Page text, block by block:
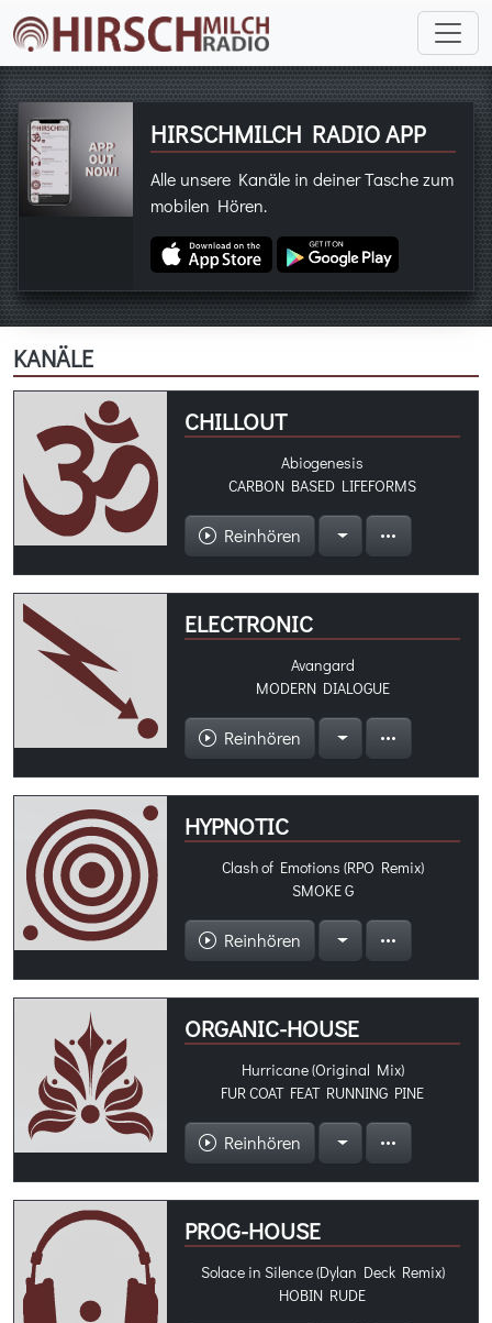
HIRSCHMILCH RADIO APP
Alle unsere Kanäle in deiner Tasche zum
mobilen Hören.
KANÄLE
CHILLOUT
Abiogenesis
CARBON BASED LIFEFORMS
Reinhören
ELECTRONIC
Avangard
MODERN DIALOGUE
Reinhören
HYPNOTIC
Clash of Emotions (RPO Remix)
SMOKE G
Reinhören
ORGANIC-HOUSE
Hurricane (Original Mix)
FUR COAT FEAT RUNNING PINE
Reinhören
PROG-HOUSE
Solace in Silence (Dylan Deck Remix)
HOBIN RUDE